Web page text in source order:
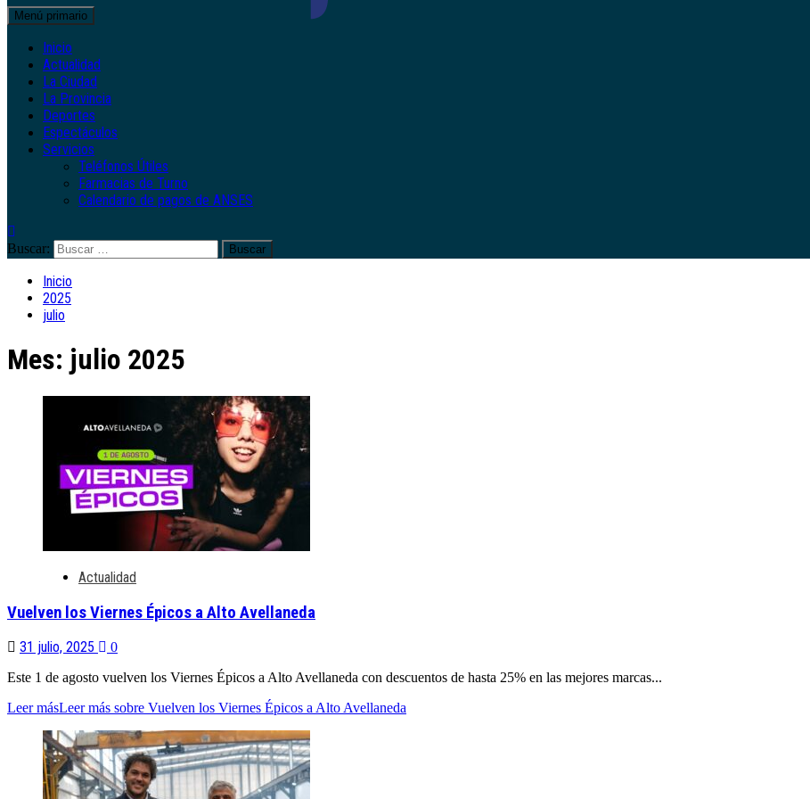
Menú primario
Inicio
Actualidad
La Ciudad
La Provincia
Deportes
Espectáculos
Servicios
Teléfonos Útiles
Farmacias de Turno
Calendario de pagos de ANSES
Buscar:
Inicio
2025
julio
Mes: julio 2025
Actualidad
Vuelven los Viernes Épicos a Alto Avellaneda
31 julio, 2025
0
Este 1 de agosto vuelven los Viernes Épicos a Alto Avellaneda con descuentos de hasta 25% en las mejores marcas...
Leer másLeer más sobre Vuelven los Viernes Épicos a Alto Avellaneda